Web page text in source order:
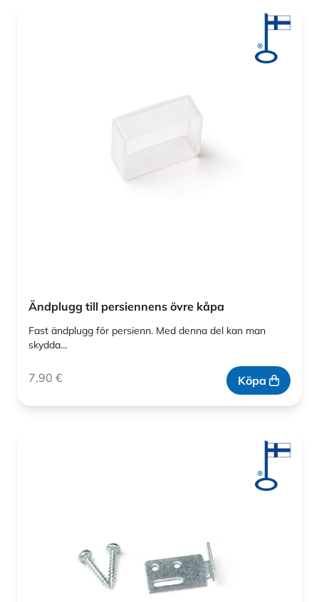
Ändplugg till persiennens övre kåpa
Fast ändplugg för persienn. Med denna del kan man
skydda…
7,90 € Köpa